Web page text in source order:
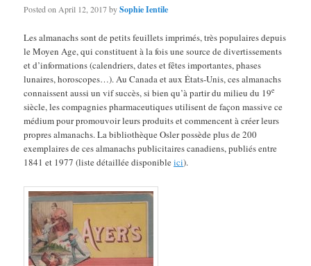
Posted on April 12, 2017bySophie Ientile
Les almanachs sont de petits feuillets imprimés, très populaires depuis
le Moyen Age, qui constituent à la fois une source de divertissements
et d’informations (calendriers, dates et fêtes importantes, phases
lunaires, horoscopes…). Au Canada et aux États-Unis, ces almanachs
connaissent aussi un vif succès, si bien qu’à partir du milieu du 19e
siècle, les compagnies pharmaceutiques utilisent de façon massive ce
médium pour promouvoir leurs produits et commencent à créer leurs
propres almanachs. La bibliothèque Osler possède plus de 200
exemplaires de ces almanachs publicitaires canadiens, publiés entre
1841 et 1977 (liste détaillée disponibleici).